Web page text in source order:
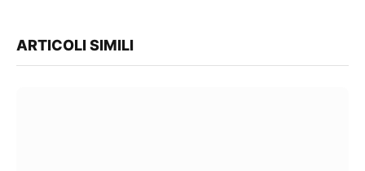
ARTICOLI SIMILI